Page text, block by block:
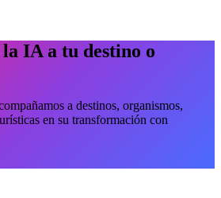
IA a tu destino o
a destinos, organismos,
en su transformación con